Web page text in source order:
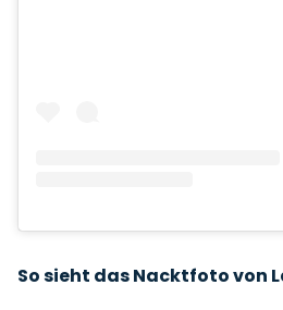
So sieht das Nacktfoto von